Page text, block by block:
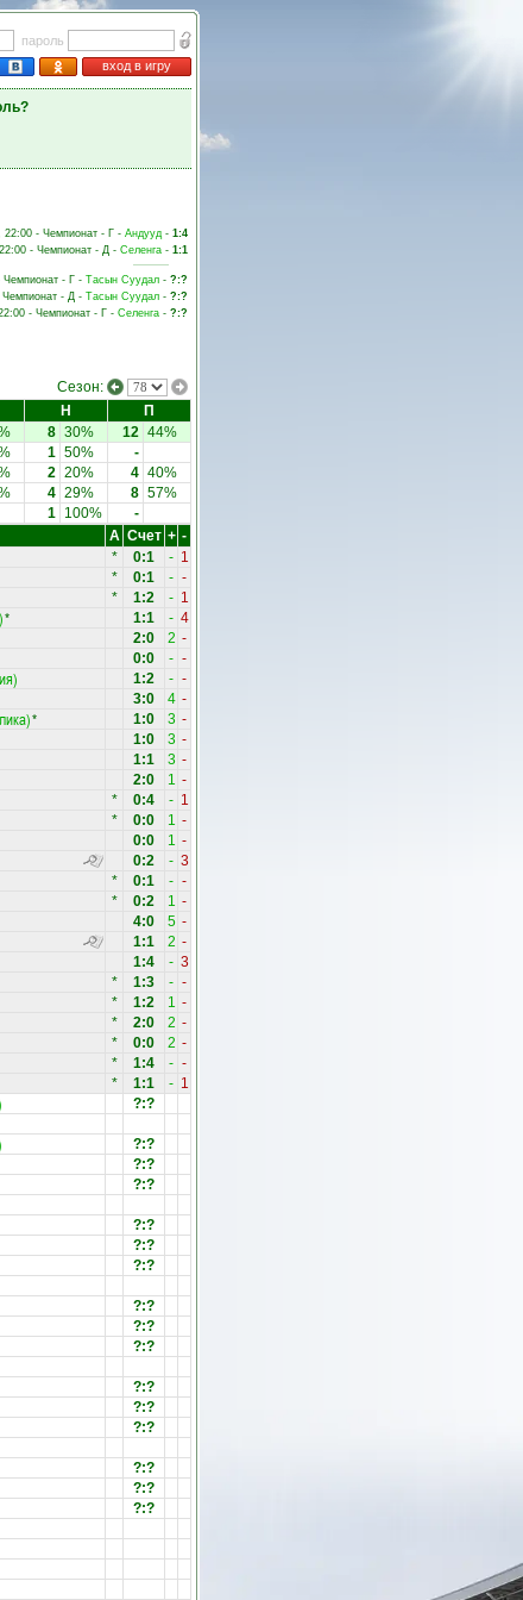
пароль
вход в игру
22:00 - Чемпионат - Г - Андууд - 1:4
- Чемпионат - Д - Селенга - 1:1
Чемпионат - Г - Тасын Суудал - ?:?
Чемпионат - Д - Тасын Суудал - ?:?
- Чемпионат - Г - Селенга - ?:?
Сезон:
Н
П
8 30% 12 44%
1 50%
-
2 20% 4 40%
4 29% 8 57%
1 100%
-
А Счет + -
* 0:1 - 1
* 0:1 - -
* 1:2 - 1
* 1:1 - 4
2:0 2 -
0:0 - -
1:2 - -
3:0 4 -
* 1:0 3 -
1:0 3 -
1:1 3 -
2:0 1 -
* 0:4 - 1
* 0:0 1 -
0:0 1 -
0:2 - 3
* 0:1 - -
* 0:2 1 -
4:0 5 -
1:1 2 -
1:4 - 3
* 1:3 - -
* 1:2 1 -
* 2:0 2 -
* 0:0 2 -
* 1:4 - -
* 1:1 - 1
?:?
?:?
?:?
?:?
?:?
?:?
?:?
?:?
?:?
?:?
?:?
?:?
?:?
?:?
?:?
?:?